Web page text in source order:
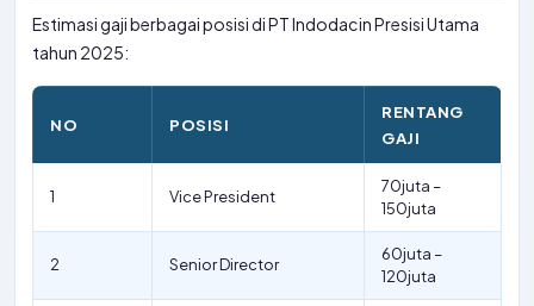
Estimasi gaji berbagai posisi di PT Indodacin Presisi Utama
tahun 2025:
NO POSISI
RENTANG
GAJI
1 Vice President
70juta –
150juta
2 Senior Director
60juta –
120juta